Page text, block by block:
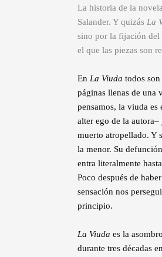
La historia de la
Salander. Y quizás La
sino por la fijación del
el que las piezas son
En La Viuda todos
páginas llenas de una
pensamos, la viuda
alter ego de la
muerto atropellado. Y
la menor. Su
entra literalmente
Poco después de
sensación nos
principio.
La Viuda es la
durante tres décadas